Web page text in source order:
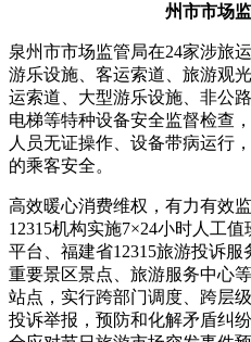
州市市场
泉州市市场监管局在24家涉旅
游乐设施、客运索道、旅游观
运索道、大型游乐设施、非公
电梯等特种设备安全监督检查
人员无证操作、设备带病运行
的乘客安全。
高效暖心消费维权，有力有效
12315机构实施7×24小时人工
平台、福建省12315旅游投诉
重要景区景点、旅游服务中心
站点，实行跨部门调度、跨层
投诉举报，预防和化解矛盾纠